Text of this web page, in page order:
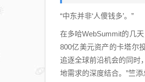
“中东并非‘人傻钱多’。”
在多哈WebSummit的几
800亿美元资产的卡塔尔
追逐全球前沿机会的同时
地需求的深度结合。”竺